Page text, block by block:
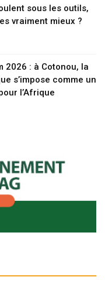
sous les outils,
vraiment mieux ?
2026 : à Cotonou, la
s’impose comme un
l’Afrique